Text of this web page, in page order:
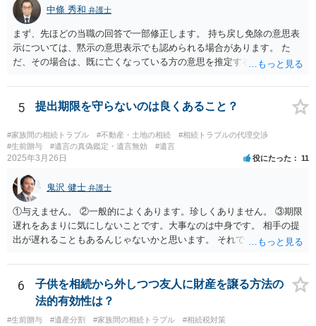
中條 秀和 弁護士
まず、先ほどの当職の回答で一部修正します。 持ち戻し免除の意思表
示については、黙示の意思表示でも認められる場合があります。 た
だ、その場合は、既に亡くなっている方の意思を推定することになり
持ち戻し免除の意思表示は書面で明確にしておいていただくべきとい
う結論は変わりません。 誤解を与えるような回答でした。失礼しまし
た。 文言については、「〇〇に対する生前贈与による特別受益の持ち
戻しをすべて免除する」というのがオーソドックスなものですが、ご
心配ならば、弁護士のところに行って、特別受益となりそうな贈与に
ついて説明した上で、適切な文言についてご相談してみてはいかがで
しょうか。
5 提出期限を守らないのは良くあること？
#家族間の相続トラブル #不動産・土地の相続
#相続トラブルの代理交渉
#生前贈与
#遺言の真偽鑑定・遺言無効 #遺言
2025年3月26日 役にたった 11
鬼沢 健士 弁護士
①与えません。 ②一般的によくあります。珍しくありません。 ③期限
遅れをあまりに気にしないことです。大事なのは中身です。 相手の提
出が遅れることもあるんじゃないかと思います。 それでもあなた有利
6
子供を相続から外しつつ友人に財産を譲る方法の
法的有効性は？
#生前贈与 #遺産分割 #家族間の相続トラブル #相続税対策